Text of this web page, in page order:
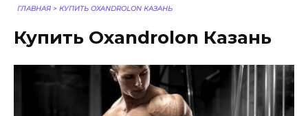
ГЛАВНАЯ > КУПИТЬ OXANDROLON КАЗАНЬ
Купить Oxandrolon Казань